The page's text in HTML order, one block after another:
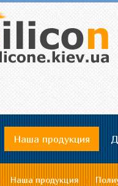
Наша продукция
Наша продукция